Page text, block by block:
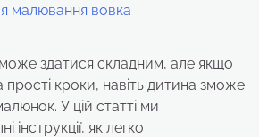
малювання вовка
здатися складним, але якщо
кроки, навіть дитина зможе
У цій статті ми
інструкції, як легко